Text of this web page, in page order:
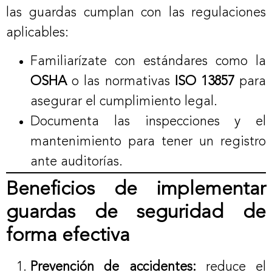
las guardas cumplan con las regulaciones
aplicables:
Familiarízate con estándares como la
OSHAo las normativas ISO 13857para
asegurar el cumplimiento legal.
Documenta las inspecciones y el
mantenimiento para tener un registro
ante auditorías.
Beneficios de implementar
guardas de seguridad de
forma efectiva
Prevención de accidentes: reduce el